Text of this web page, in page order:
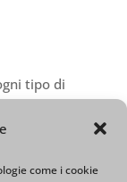
come i cookie
tipo di